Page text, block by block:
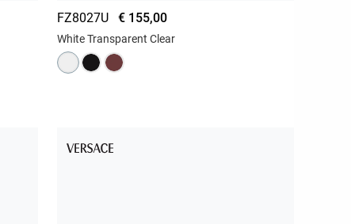
FZ8027U € 155,00
White Transparent Clear